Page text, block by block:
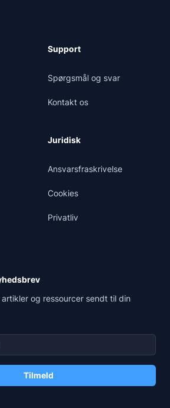
Support
Spørgsmål og svar
Kontakt os
Juridisk
Ansvarsfraskrivelse
Cookies
Privatliv
og ressourcer sendt til din
Tilmeld